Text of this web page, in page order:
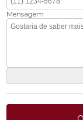
Mensagem